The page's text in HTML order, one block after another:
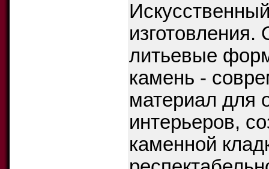
литьевые
камень -
материал для
интерьеров,
каменной